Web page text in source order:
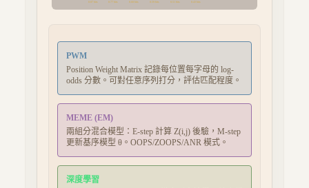
0.87bits 0.77bits 0.68bits 0.59bits 0.51bits 0.43bits
PWM
Position Weight Matrix 記錄每位置每字母的 log-
odds 分數。可對任意序列打分，評估匹配程度。
MEME (EM)
兩組分混合模型：E-step 計算 Z(i,j) 後驗，M-step
更新基序模型 θ。OOPS/ZOOPS/ANR 模式。
深度學習